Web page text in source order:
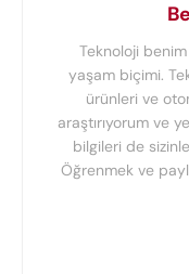
Teknoloji
yaşam biçimi.
ürünleri ve
araştırıyorum ve
bilgileri de
Öğrenmek ve